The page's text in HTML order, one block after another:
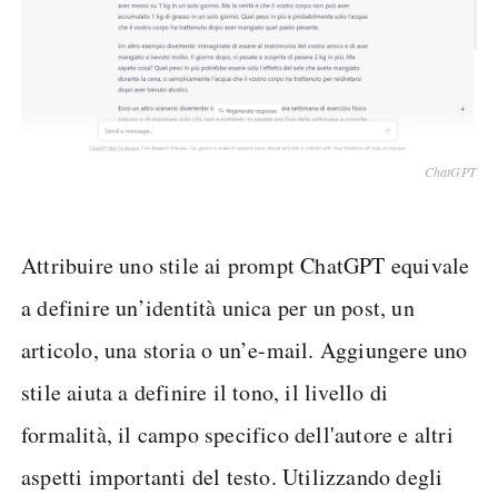
ChatGPT
Attribuire uno stile ai prompt ChatGPT equivale
a definire un’identità unica per un post, un
articolo, una storia o un’e-mail. Aggiungere uno
stile aiuta a definire il tono, il livello di
formalità, il campo specifico dell'autore e altri
aspetti importanti del testo. Utilizzando degli